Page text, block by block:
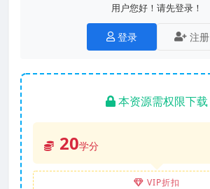
用户您好！请先登录！
登录 注册
本资源需权限下载
20学分
VIP折扣